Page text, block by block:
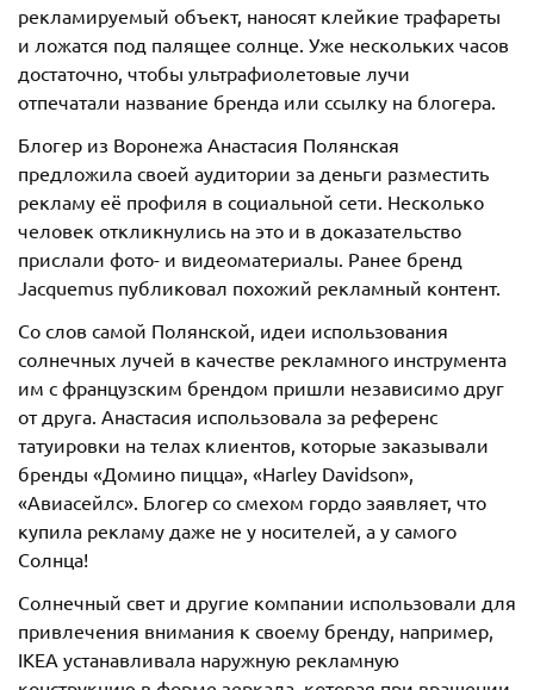
рекламируемый объект, наносят клейкие трафареты
и ложатся под палящее солнце. Уже нескольких часов
достаточно, чтобы ультрафиолетовые лучи
отпечатали название бренда или ссылку на блогера.
Блогер из Воронежа Анастасия Полянская
предложила своей аудитории за деньги разместить
рекламу её профиля в социальной сети. Несколько
человек откликнулись на это и в доказательство
прислали фото- и видеоматериалы. Ранее бренд
Jacquemus публиковал похожий рекламный контент.
Со слов самой Полянской, идеи использования
солнечных лучей в качестве рекламного инструмента
им с французским брендом пришли независимо друг
от друга. Анастасия использовала за референс
татуировки на телах клиентов, которые заказывали
бренды «Домино пицца», «Harley Davidson»,
«Авиасейлс». Блогер со смехом гордо заявляет, что
купила рекламу даже не у носителей, а у самого
Солнца!
Солнечный свет и другие компании использовали для
привлечения внимания к своему бренду, например,
IKEA устанавливала наружную рекламную